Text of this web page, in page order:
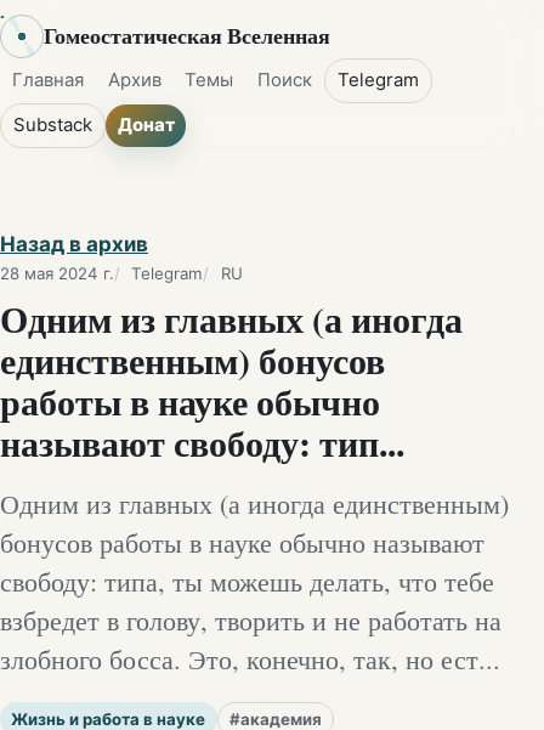
Гомеостатическая Вселенная
Главная Архив Темы Поиск Telegram
Substack Донат
Назад в архив
28 мая 2024 г. Telegram RU
Одним из главных (а иногда
единственным) бонусов
работы в науке обычно
называют свободу: тип...
Одним из главных (а иногда единственным)
бонусов работы в науке обычно называют
свободу: типа, ты можешь делать, что тебе
взбредет в голову, творить и не работать на
злобного босса. Это, конечно, так, но ест...
Жизнь и работа в науке #академия